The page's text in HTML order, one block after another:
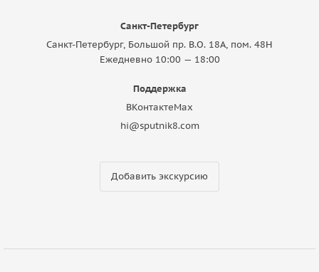
Санкт-Петербург
Санкт-Петербург, Большой пр. В.О. 18A, пом. 48Н
Ежедневно 10:00 — 18:00
Поддержка
ВКонтактеMax
hi@sputnik8.com
Добавить экскурсию